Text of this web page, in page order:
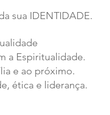
sua IDENTIDADE.
a Espiritualidade.
e ao próximo.
ética e liderança.